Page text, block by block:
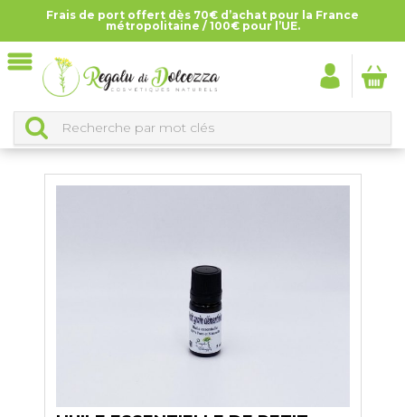
Frais de port offert dès 70€ d’achat pour la France
métropolitaine / 100€ pour l’UE.
Accueil>Tous les produits
TOUS LES PRODUITS